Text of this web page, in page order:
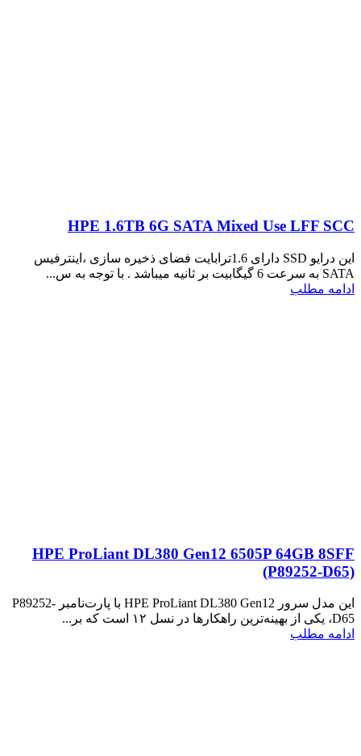
HPE 1.6TB 6G SATA Mixed Use LFF SCC
این درایو SSD دارای 1.6ترابایت فضای ذخیره سازی ،اینترفیس
SATA به سرعت 6 گیگابیت بر ثانیه میباشد . با توجه به س...
ادامه مطلب
HPE ProLiant DL380 Gen12 6505P 64GB 8SFF
(P89252‑D65)
این مدل سرور HPE ProLiant DL380 Gen12 با پارت‌نامبر P89252-
D65، یکی از بهینه‌ترین راهکارها در نسل ۱۲ است که بر...
ادامه مطلب